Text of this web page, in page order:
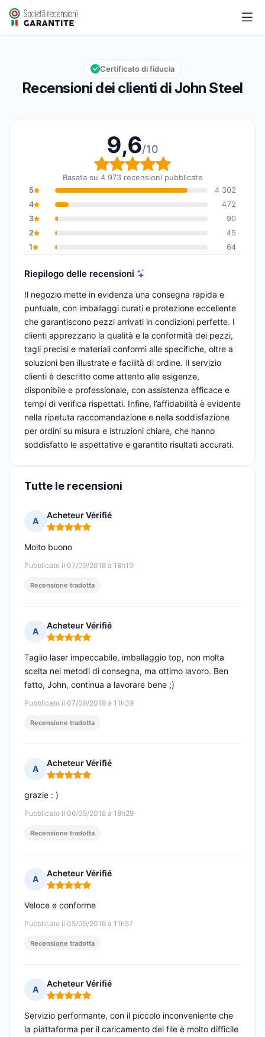
John Steel
Valutazione globale: 9,6 su 10
9,6/10
Recensioni dei clienti di John Steel
Certificato di fiducia
9,6/10
Valutazione globale:
Basata su 4 973 recensioni pubblicate
5
4 302
4
472
3
90
2
45
1
64
Riepilogo delle recensioni
Il negozio mette in evidenza una consegna rapida e
puntuale, con imballaggi curati e protezione eccellente
che garantiscono pezzi arrivati in condizioni perfette. I
clienti apprezzano la qualità e la conformità dei pezzi,
tagli precisi e materiali conformi alle specifiche, oltre a
soluzioni ben illustrate e facilità di ordine. Il servizio
clienti è descritto come attento alle esigenze,
disponibile e professionale, con assistenza efficace e
tempi di verifica rispettati. Infine, l’affidabilità è evidente
nella ripetuta raccomandazione e nella soddisfazione
per ordini su misura e istruzioni chiare, che hanno
soddisfatto le aspettative e garantito risultati accurati.
Tutte le recensioni
A
Acheteur Vérifié
Nota: 5 su 5
Pubblicato il 07/09/2018 à 18h19
Molto buono
Recensione tradotta
A
Acheteur Vérifié
Nota: 5 su 5
Pubblicato il 07/09/2018 à 11h39
Taglio laser impeccabile, imballaggio top, non molta
scelta nei metodi di consegna, ma ottimo lavoro. Ben
fatto, John, continua a lavorare bene ;)
Recensione tradotta
A
Acheteur Vérifié
Nota: 5 su 5
Pubblicato il 06/09/2018 à 18h29
grazie : )
Recensione tradotta
A
Acheteur Vérifié
Nota: 5 su 5
Pubblicato il 05/09/2018 à 11h57
Veloce e conforme
Recensione tradotta
A
Acheteur Vérifié
Nota: 5 su 5
Servizio performante, con il piccolo inconveniente che
la piattaforma per il caricamento del file è molto difficile